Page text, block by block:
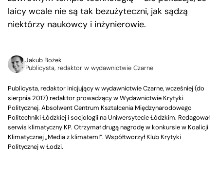
laicy wcale nie są tak bezużyteczni, jak sądzą
niektórzy naukowcy i inżynierowie.
Jakub Bożek
Publicysta, redaktor w wydawnictwie Czarne
Publicysta, redaktor inicjujący w wydawnictwie Czarne, wcześniej (do
sierpnia 2017) redaktor prowadzący w Wydawnictwie Krytyki
Politycznej. Absolwent Centrum Kształcenia Międzynarodowego
Politechniki Łódzkiej i socjologii na Uniwersytecie Łódzkim. Redagował
serwis klimatyczny KP. Otrzymał drugą nagrodę w konkursie w Koalicji
Klimatycznej „Media z klimatem!”. Współtworzył Klub Krytyki
Politycznej w Łodzi.